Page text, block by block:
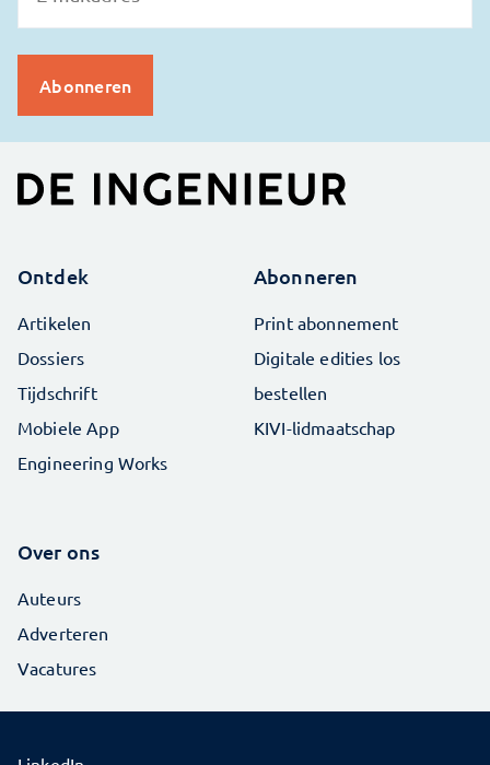
Ontdek
Artikelen
Dossiers
Tijdschrift
Mobiele App
Engineering Works
Abonneren
Print abonnement
Digitale edities los
bestellen
KIVI-lidmaatschap
Over ons
Auteurs
Adverteren
Vacatures